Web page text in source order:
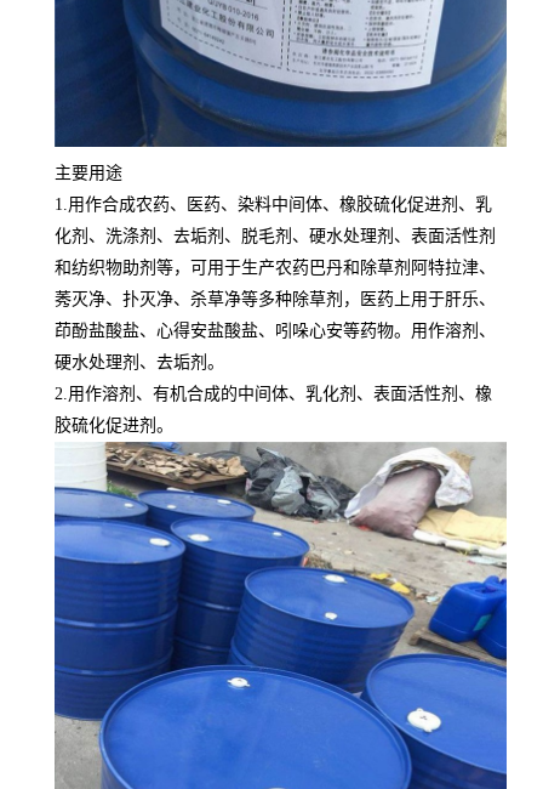
主要用途
1.用作合成农药、医药、染料中间体、橡胶硫化促进剂、乳
化剂、洗涤剂、去垢剂、脱毛剂、硬水处理剂、表面活性剂
和纺织物助剂等，可用于生产农药巴丹和除草剂阿特拉津、
莠灭净、扑灭净、杀草净等多种除草剂，医药上用于肝乐、
茚酚盐酸盐、心得安盐酸盐、吲哚心安等药物。用作溶剂、
硬水处理剂、去垢剂。
2.用作溶剂、有机合成的中间体、乳化剂、表面活性剂、橡
胶硫化促进剂。